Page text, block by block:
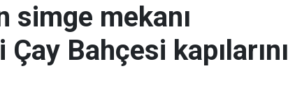
simge mekanı
Bahçesi kapılarını